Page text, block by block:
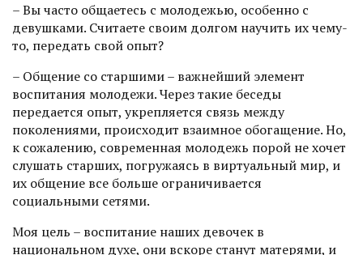
– Вы часто общаетесь с молодежью, особенно с
девушками. Считаете своим долгом научить их чему-
то, передать свой опыт?
– Общение со старшими – важнейший элемент
воспитания молодежи. Через такие беседы
передается опыт, укрепляется связь между
поколениями, происходит взаимное обогащение. Но,
к сожалению, современная молодежь порой не хочет
слушать старших, погружаясь в виртуальный мир, и
их общение все больше ограничивается
социальными сетями.
Моя цель – воспитание наших девочек в
национальном духе, они вскоре станут матерями, и